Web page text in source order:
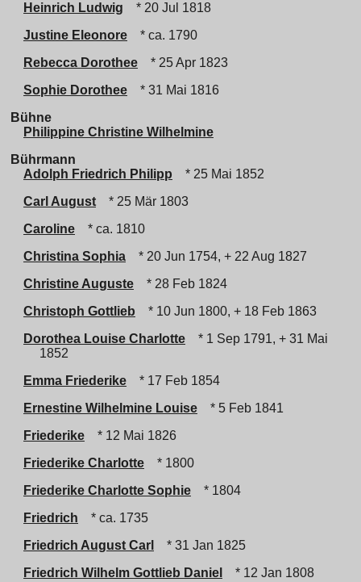
Heinrich Ludwig
* 20 Jul 1818
Justine Eleonore
* ca. 1790
Rebecca Dorothee
* 25 Apr 1823
Sophie Dorothee
* 31 Mai 1816
Bühne
Philippine Christine Wilhelmine
Bührmann
Adolph Friedrich Philipp
* 25 Mai 1852
Carl August
* 25 Mär 1803
Caroline
* ca. 1810
Christina Sophia
* 20 Jun 1754, + 22 Aug 1827
Christine Auguste
* 28 Feb 1824
Christoph Gottlieb
* 10 Jun 1800, + 18 Feb 1863
Dorothea Louise Charlotte
* 1 Sep 1791, + 31 Mai
1852
Emma Friederike
* 17 Feb 1854
Ernestine Wilhelmine Louise
* 5 Feb 1841
Friederike
* 12 Mai 1826
Friederike Charlotte
* 1800
Friederike Charlotte Sophie
* 1804
Friedrich
* ca. 1735
Friedrich August Carl
* 31 Jan 1825
Friedrich Wilhelm Gottlieb Daniel
* 12 Jan 1808